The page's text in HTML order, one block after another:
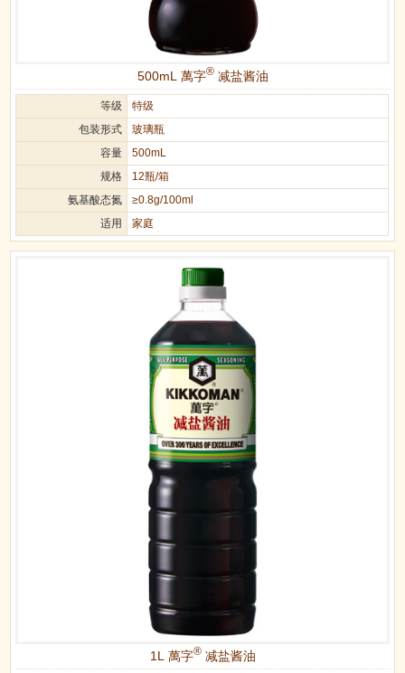
500mL 萬字®减盐酱油
等级 特级
包装形式 玻璃瓶
容量 500mL
规格 12瓶/箱
氨基酸态氮 ≥0.8g/100ml
适用 家庭
1L 萬字®减盐酱油